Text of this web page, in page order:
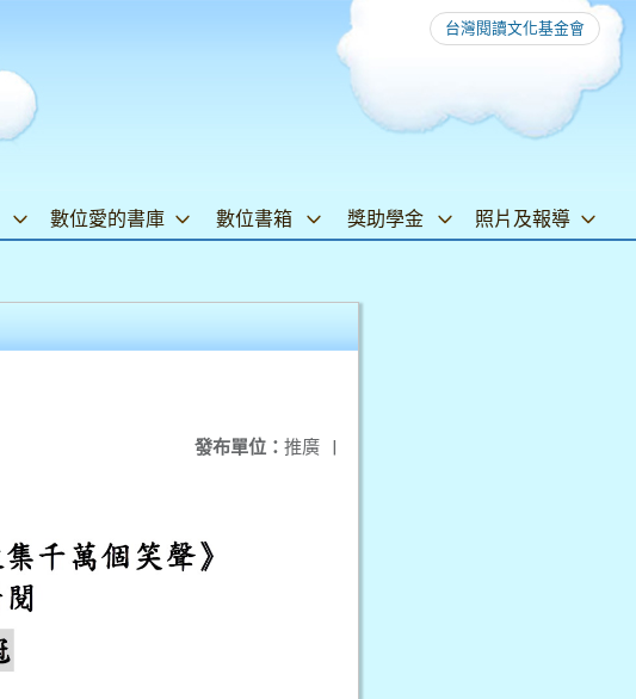
台灣閱讀文化基金會
數位愛的書庫 數位書箱 獎助學金 照片及報導
發布單位： 推廣 |